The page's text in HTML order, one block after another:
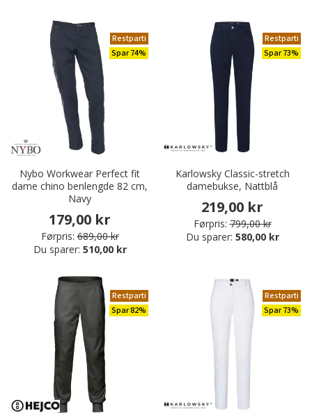
Restparti
Spar 74%
Nybo Workwear Perfect fit
dame chino benlengde 82 cm,
Navy
179,00 kr
Førpris: 689,00 kr
Du sparer: 510,00 kr
Restparti
Spar 73%
Karlowsky Classic-stretch
damebukse, Nattblå
219,00 kr
Førpris: 799,00 kr
Du sparer: 580,00 kr
Restparti
Spar 82%
Restparti
Spar 73%